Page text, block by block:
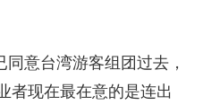
意台湾游客组团过去，
者现在最在意的是连出